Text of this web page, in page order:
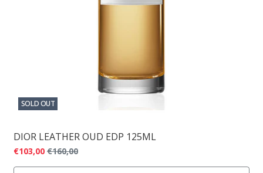
SOLD OUT
DIOR LEATHER OUD EDP 125ML
€103,00 €160,00